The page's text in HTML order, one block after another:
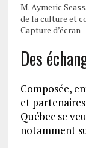
M. Aymeric
de la culture et
Capture d’écran
Des
Composée,
et
Québec se
notamment